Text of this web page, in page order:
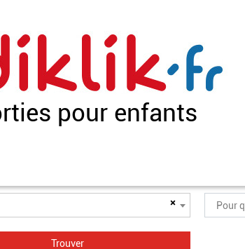
pour enfants
×